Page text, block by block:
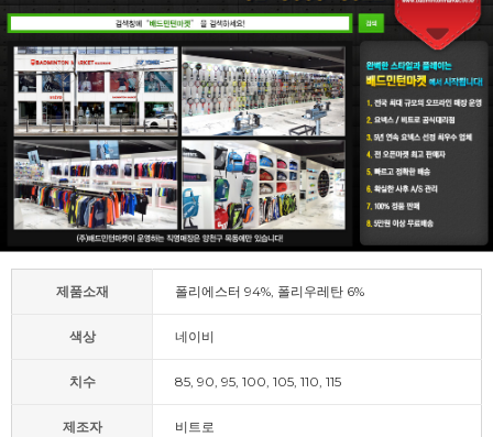
제품소재 폴리에스터 94%, 폴리우레탄 6%
색상 네이비
치수 85, 90, 95, 100, 105, 110, 115
제조자 비트로